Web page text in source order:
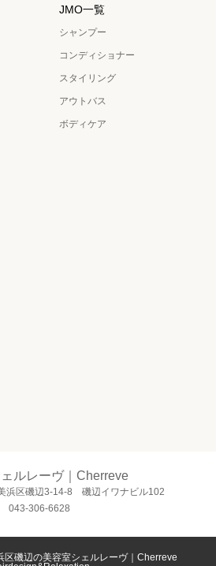
JMO一覧
シャンプー
コンディショナー
スタイリング
アウトバス
ボディケア
ルレーヴ｜Cherreve
浜区磯辺3-14-8 磯辺イワナビル102
043-306-6628
区磯辺の美容室シェルレーヴ｜Cherreve